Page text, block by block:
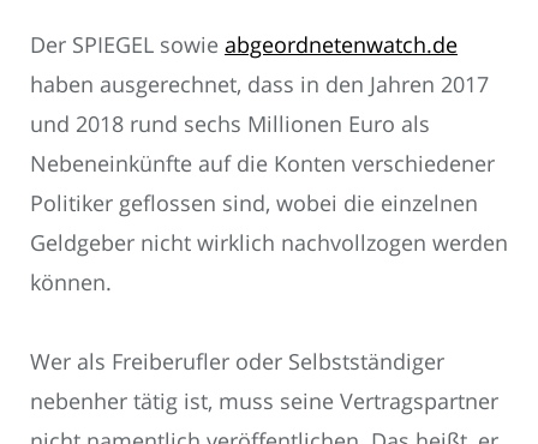
Der SPIEGEL sowie abgeordnetenwatch.de
haben ausgerechnet, dass in den Jahren 2017
und 2018 rund sechs Millionen Euro als
Nebeneinkünfte auf die Konten verschiedener
Politiker geflossen sind, wobei die einzelnen
Geldgeber nicht wirklich nachvollzogen werden
können.
Wer als Freiberufler oder Selbstständiger
nebenher tätig ist, muss seine Vertragspartner